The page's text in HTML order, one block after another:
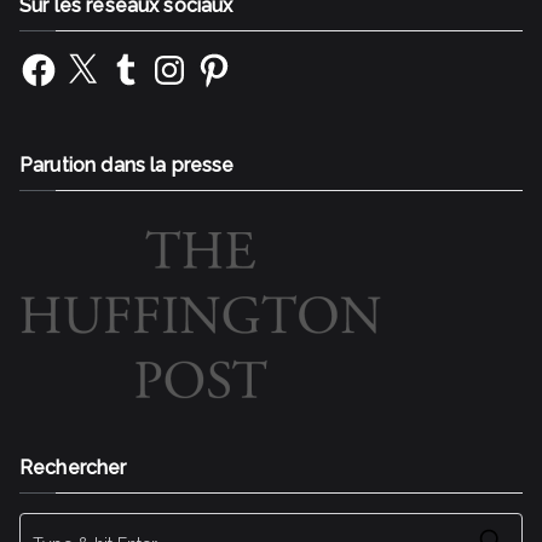
Sur les réseaux sociaux
Facebook
X TumblrInstagramPinterest
Parution dans la presse
Rechercher